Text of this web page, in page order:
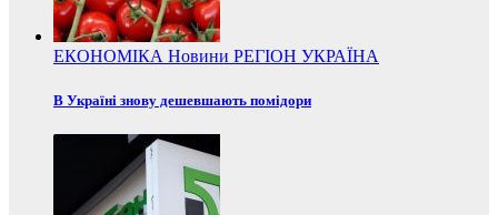
ЕКОНОМІКА Новини РЕГІОН УКРАЇНА
В Україні знову дешевшають помідори